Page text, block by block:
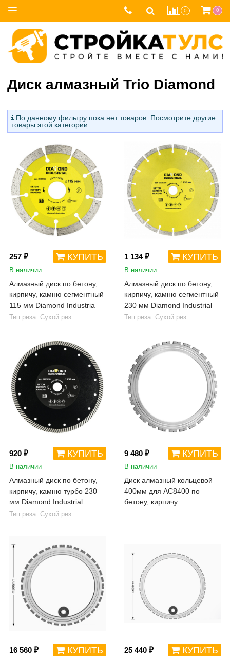
0 0
Диск алмазный Trio Diamond
По данному фильтру пока нет товаров. Посмотрите другие
товары этой категории
257 ₽ КУПИТЬ
В наличии
Алмазный диск по бетону,
кирпичу, камню сегментный
115 мм Diamond Industria
Тип реза: Сухой рез
1 134 ₽ КУПИТЬ
В наличии
Алмазный диск по бетону,
кирпичу, камню сегментный
230 мм Diamond Industrial
Тип реза: Сухой рез
920 ₽ КУПИТЬ
В наличии
Алмазный диск по бетону,
кирпичу, камню турбо 230
мм Diamond Industrial
Тип реза: Сухой рез
9 480 ₽ КУПИТЬ
В наличии
Диск алмазный кольцевой
400мм для AC8400 по
бетону, кирпичу
16 560 ₽ КУПИТЬ 25 440 ₽ КУПИТЬ